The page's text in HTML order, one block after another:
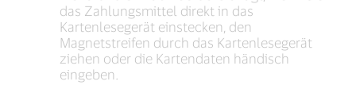
das Zahlungsmittel direkt in das
Kartenlesegerät einstecken, den
Magnetstreifen durch das Kartenlesegerät
ziehen oder die Kartendaten händisch
eingeben.